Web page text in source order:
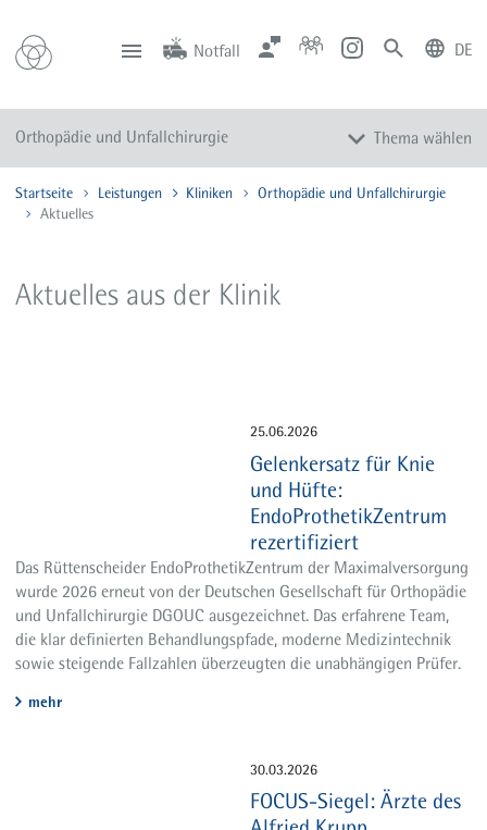
Notfall
Notfall
0201 434-1
0201 805-0
Zentrale Anfahrt
DE
Orthopädie und Unfallchirurgie Thema wählen
Ellenbogen
Kinder und Jugendliche
Bettenstationen Steele
Sprechstunden
Aktuelles
Startseite Leistungen Kliniken
Orthopädie und Unfallchirurgie
Aktuelles
Aktuelles aus der Klinik
25.06.2026
Gelenkersatz für Knie
und Hüfte:
EndoProthetikZentrum
rezertifiziert
Das Rüttenscheider EndoProthetikZentrum der Maximalversorgung
wurde 2026 erneut von der Deutschen Gesellschaft für Orthopädie
und Unfallchirurgie DGOUC ausgezeichnet. Das erfahrene Team,
die klar definierten Behandlungspfade, moderne Medizintechnik
sowie steigende Fallzahlen überzeugten die unabhängigen Prüfer.
mehr
30.03.2026
FOCUS-Siegel: Ärzte des